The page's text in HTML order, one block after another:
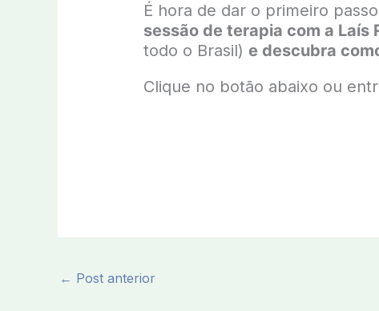
É hora de dar o primeiro
sessão de terapia com a Laís
todo o Brasil) e descubra
Clique no botão abaixo ou
← Post anterior